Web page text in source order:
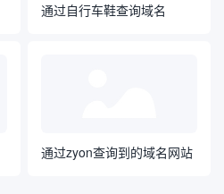
通过自行车鞋查询域名
通过zyon查询到的域名网站